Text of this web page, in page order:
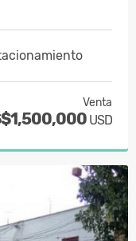
Venta
USD